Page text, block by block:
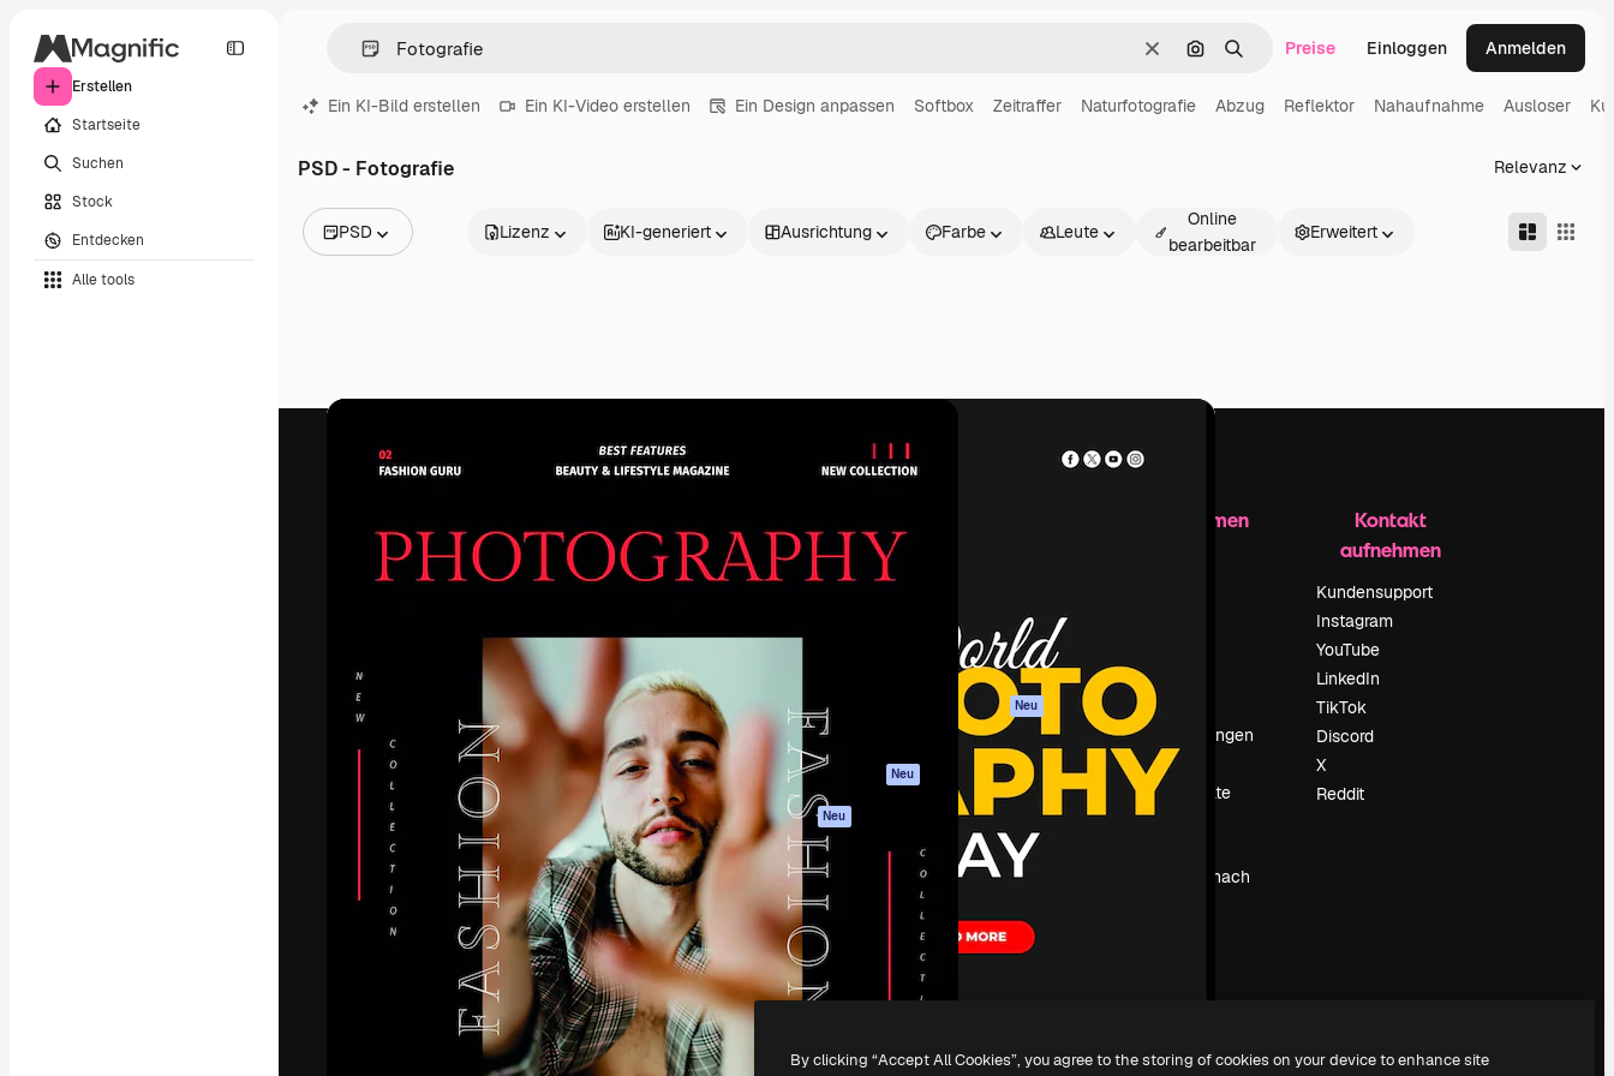
Erstellen
Startseite
Suchen
Stock
Entdecken
Alle tools
LöschenNach Bild suchen
SuchenPreise Einloggen Anmelden
Ein KI-Bild erstellen Ein KI-Video erstellen Ein Design anpassen Softbox Zeitraffer Naturfotografie Abzug Reflektor Nahaufnahme Ausloser
PSD - Fotografie Relevanz
PSD
Videos
Motion Graphics
Videovorlagen
Schriftarten
Lizenz KI-generiert Ausrichtung Farbe Leute
Online
bearbeitbar
Erweitert
Die kreative Plattform, um deine beste
Arbeit zu verwirklichen. Mehr als 1 Million
Agenturen und Studios.
Deutsch
Spaces
Stimmengenerator
Stock-Inhalte
MCP für
Claude/ChatGPT
Neu
Agenten Neu
API
Mobile App
Alle Magnific-Tools
Support
AGB
Datenschutzerklärung
Originale
Neu
Cookie-Richtlinie
Vertrauenszentrum
Partner
Unternehmen
Unternehmen
Suchtrends
Blog
Veranstaltungen
Slidesgo
Deine Inhalte
verkaufen
Suchst du nach
Kontakt
aufnehmen
Kundensupport
Instagram
YouTube
LinkedIn
TikTok
Discord
X
Reddit
Copyright © 2010-2026Freepik Company S.L.U.Alle Rechte vorbehalten
By clicking “Accept All Cookies”, you agree to the storing of cookies on your device to enhance site